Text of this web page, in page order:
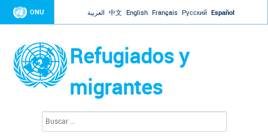
Jump to navigation
ONU العربية 中文 English Français Русский Español
Refugiados y
migrantes
s